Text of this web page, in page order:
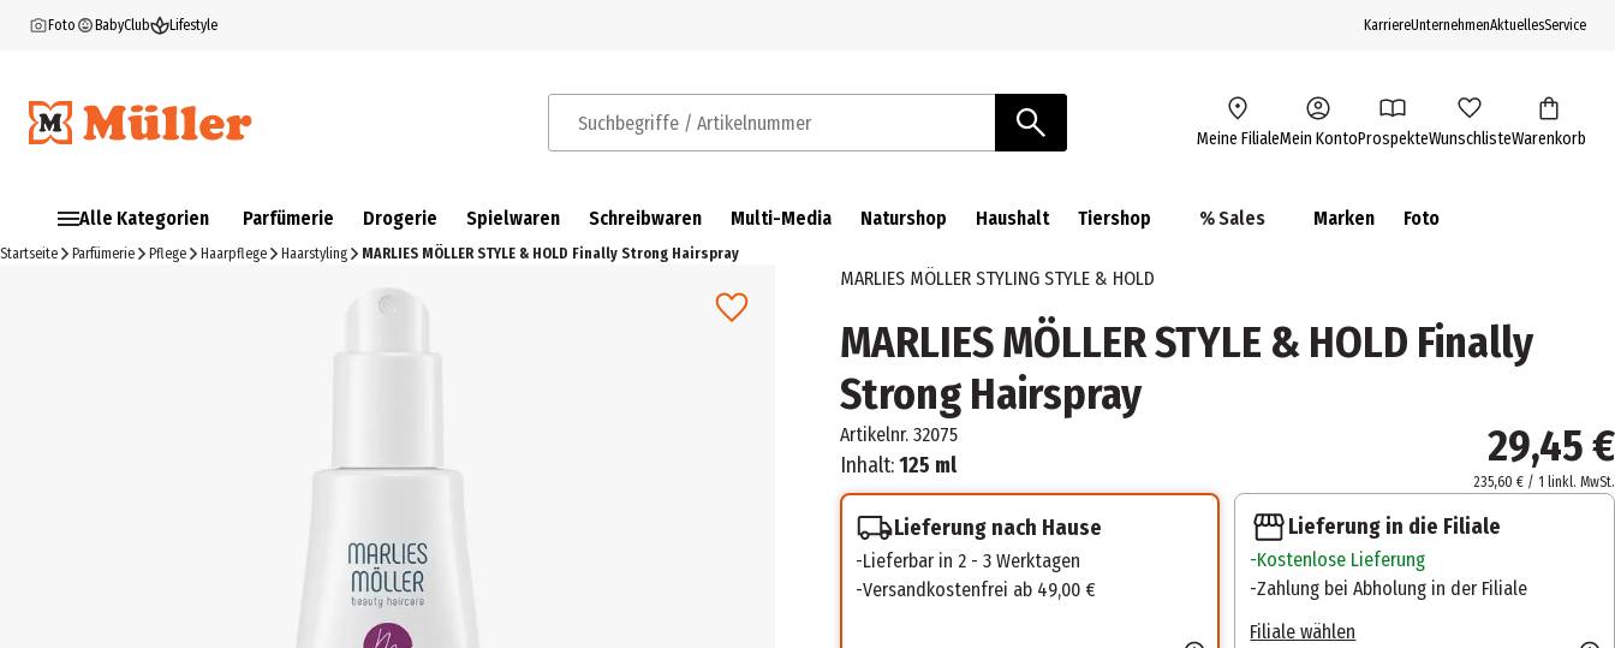
Foto BabyClub Lifestyle KarriereUnternehmenAktuellesService
Suchbegriffe / Artikelnummer Meine FilialeMein KontoProspekteWunschlisteWarenkorb
Alle Kategorien Parfümerie Drogerie Spielwaren Schreibwaren Multi-Media Naturshop Haushalt Tiershop % Sales Marken Foto
Startseite Parfümerie Pflege Haarpflege Haarstyling MARLIES MÖLLER STYLE & HOLD Finally Strong Hairspray
MARLIES MÖLLER STYLING STYLE & HOLD
MARLIES MÖLLER STYLE & HOLD Finally
Strong Hairspray
Artikelnr. 32075
Inhalt:125 ml 29,45 €
235,60 € / 1 linkl. MwSt.
Lieferung nach Hause
Lieferbar in 2 - 3 Werktagen
Versandkostenfrei ab 49,00 €
Lieferung in die Filiale
Kostenlose Lieferung
Zahlung bei Abholung in der Filiale
Filiale wählen